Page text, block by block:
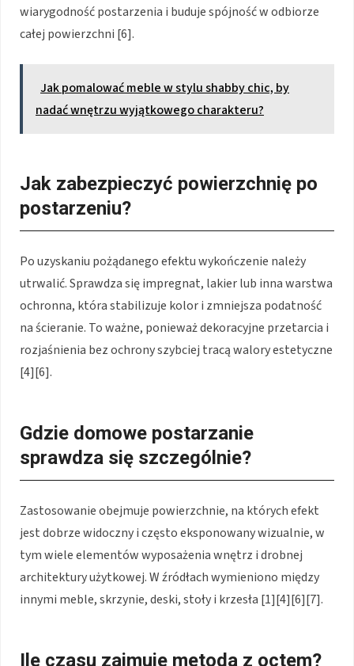
wiarygodność postarzenia i buduje spójność w odbiorze
całej powierzchni [6].
Jak pomalować meble w stylu shabby chic, by
nadać wnętrzu wyjątkowego charakteru?
Jak zabezpieczyć powierzchnię po
postarzeniu?
Po uzyskaniu pożądanego efektu wykończenie należy
utrwalić. Sprawdza się impregnat, lakier lub inna warstwa
ochronna, która stabilizuje kolor i zmniejsza podatność
na ścieranie. To ważne, ponieważ dekoracyjne przetarcia i
rozjaśnienia bez ochrony szybciej tracą walory estetyczne
[4][6].
Gdzie domowe postarzanie
sprawdza się szczególnie?
Zastosowanie obejmuje powierzchnie, na których efekt
jest dobrze widoczny i często eksponowany wizualnie, w
tym wiele elementów wyposażenia wnętrz i drobnej
architektury użytkowej. W źródłach wymieniono między
innymi meble, skrzynie, deski, stoły i krzesła [1][4][6][7].
Ile czasu zajmuje metoda z octem?